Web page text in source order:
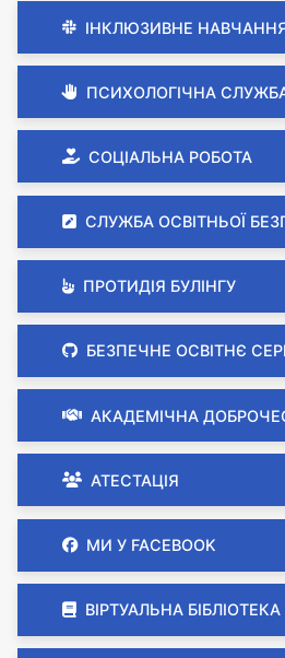
ІНКЛЮЗИВНЕ
ПСИХОЛОГІЧНА
СОЦІАЛЬНА РОБОТА
СЛУЖБА ОСВІТНЬОЇ
ПРОТИДІЯ БУЛІНГУ
БЕЗПЕЧНЕ ОСВІТНЄ
АКАДЕМІЧНА
АТЕСТАЦІЯ
МИ У FACEBOOK
ВІРТУАЛЬНА БІБЛІОТЕКА